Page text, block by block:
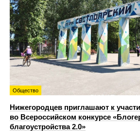
Общество
Нижегородцев приглашают к
во Всероссийском конкурсе
благоустройства 2.0»